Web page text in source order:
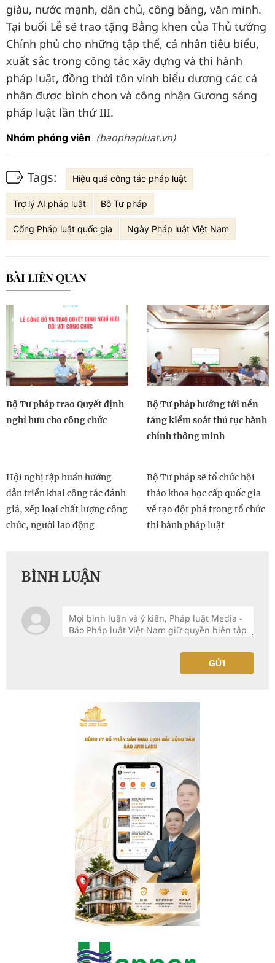
giàu, nước mạnh, dân chủ, công bằng, văn minh.
Tại buổi Lễ sẽ trao tặng Bằng khen của Thủ tướng
Chính phủ cho những tập thể, cá nhân tiêu biểu,
xuất sắc trong công tác xây dựng và thi hành
pháp luật, đồng thời tôn vinh biểu dương các cá
nhân được bình chọn và công nhận Gương sáng
pháp luật lần thứ III.
Nhóm phóng viên (baophapluat.vn)
Tags: Hiệu quả công tác pháp luật
Trợ lý AI pháp luật Bộ Tư pháp
Cổng Pháp luật quốc gia Ngày Pháp luật Việt Nam
BÀI LIÊN QUAN
Bộ Tư pháp trao Quyết định
nghỉ hưu cho công chức
Bộ Tư pháp hướng tới nền
tảng kiểm soát thủ tục hành
chính thông minh
Hội nghị tập huấn hướng
dẫn triển khai công tác đánh
giá, xếp loại chất lượng công
chức, người lao động
Bộ Tư pháp sẽ tổ chức hội
thảo khoa học cấp quốc gia
về tạo đột phá trong tổ chức
thi hành pháp luật
BÌNH LUẬN
GỬI